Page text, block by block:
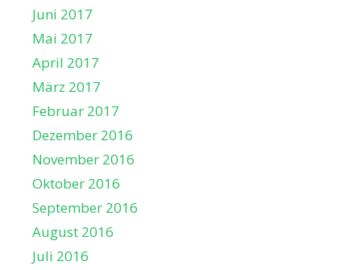
Juni 2017
Mai 2017
April 2017
März 2017
Februar 2017
Dezember 2016
November 2016
Oktober 2016
September 2016
August 2016
Juli 2016